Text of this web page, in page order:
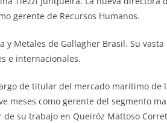
gerente de Recursos Humanos.
y Metales de Gallagher Brasil. Su
e internacionales.
de titular del mercado marítimo de
meses como gerente del segmento
su trabajo en Queiróz Mattoso